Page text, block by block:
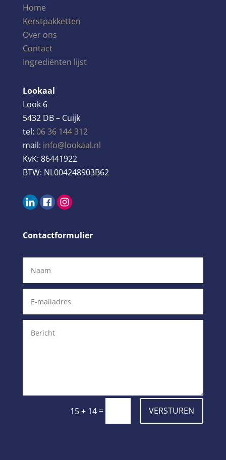
Home
Kerstpakketten
Over ons
Contact
Ingrediënten lijst
Lookaal
Look 6
5432 DB – Cuijk
tel: 06 36 144 312
mail: info@lookaal.nl
KvK: 86441922
BTW: NL004248903B62
Contactformulier
15 + 14 = VERSTUREN